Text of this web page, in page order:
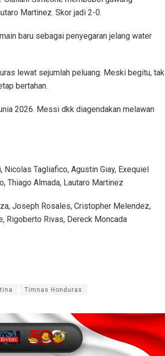
Martinez. Skor jadi 2-0.
baru sebagai penyegaran jelang water
lewat sejumlah peluang. Meski begitu, tak
bertahan.
2026. Messi dkk diagendakan melawan
Tagliafico, Agustin Giay, Exequiel
Thiago Almada, Lautaro Martinez
Joseph Rosales, Cristopher Melendez,
Rigoberto Rivas, Dereck Moncada
Timnas Honduras